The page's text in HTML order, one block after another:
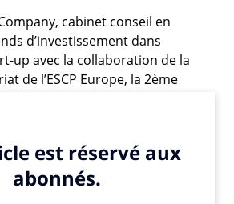
cabinet conseil en
d’investissement dans
up avec la collaboration de la
de l’ESCP Europe, la 2ème
révèle une véritable
2 à 3 ans autour de ces
moyens? Pour quels objectifs
impacts obtenus? sont les thèmes